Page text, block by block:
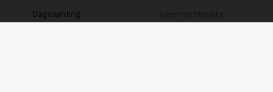
Dagvaarding
uitgebracht
herstelmaatregel of